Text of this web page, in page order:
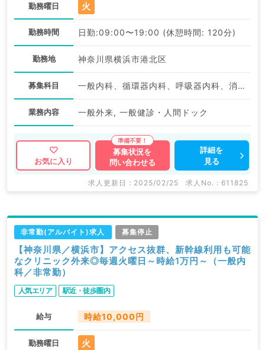
勤務曜日 火
勤務時間 日勤:09:00〜19:00 (休憩時間: 120分)
勤務地 神奈川県横浜市港北区
募集科目 一般内科、循環器内科、呼吸器内科、消化器内科、内分泌・代謝内科、腎臓内科、老年内科
業務内容 一般外来, 一般健診・人間ドック
お気に入り
募集状況を
問い合わせる
詳細を
見る
求人更新日 : 2025/02/25 求人No. : 611825
非常勤(アルバイト)求人 募集停止
【神奈川県／横浜市】アクセス抜群、新幹線利用も可能
なクリニック外来◎毎週火曜日～時給1万円～（一般内
科／非常勤）
人気エリア 駅近・徒歩圏内
給与 時給10,000円
勤務曜日 火